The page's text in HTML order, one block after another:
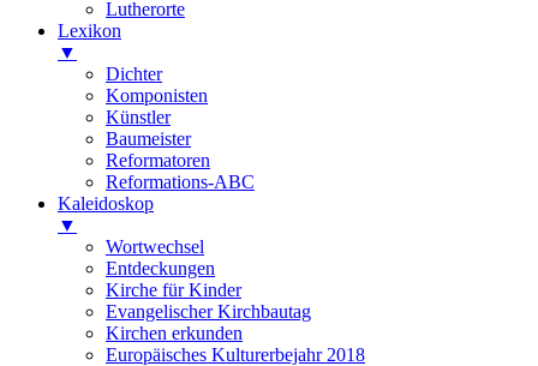
Lutherorte
Lexikon
▼
Dichter
Komponisten
Künstler
Baumeister
Reformatoren
Reformations-ABC
Kaleidoskop
▼
Wortwechsel
Entdeckungen
Kirche für Kinder
Evangelischer Kirchbautag
Kirchen erkunden
Europäisches Kulturerbejahr 2018